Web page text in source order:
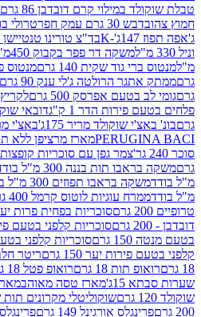
קרם דובדבן 86 גרם
דבש 30 גרם עמק חפר
טרולי בורגר מיני בודד 10
בד"צ טורינו טנטיישן חלב 189ג'
משקה דר פפר בקבוק 450מ"ל
גוד שקית 140 גרם
הרולטה ג'לי ענק 90 גרם
אפרסק 500 גרם
לקריץ בלוק לבן 1 ק"ג
הדר 1 ק"ג
שוקולד מריר 175ג'
מארז מרציפן ללא תוספת סוכר 30 גרם
תות בננה 300 מ"ל בודד
בראבו תפוזים 300 מ"ל בודד
עוגיות לוטוס קרמל 400 גרם
סוכריות
סוכריות בפחית פרות יער - 175 גרם
סוכריות קלפני בטעם פירות 150 גרם
סוכריות קלפני בטעם דובדבן 150 גרם
יער 150 גרם
ריטר חלב פיסטוק 100 גרם
תות 18 גרם
רואופ פטל 18 גרם
סוכ'
מארז טסה מאוהב מארז טסה
שוקוליטלי מקרונים תות שדה 90 גרם
אורגינל 149 גרם
פרינגלס ברביקיו 158 גרם